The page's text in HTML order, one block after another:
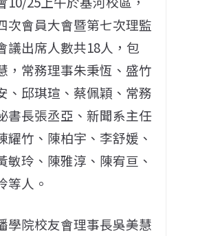
次會員大會暨第七次理監
議出席人數共18人，包
，常務理事朱秉恆、盛竹
、邱琪瑄、蔡佩穎、常務
書長張丞亞、新聞系主任
耀竹、陳柏宇、李舒媛、
敏玲、陳雅淳、陳宥亘、
等人。
學院校友會理事長吳美慧